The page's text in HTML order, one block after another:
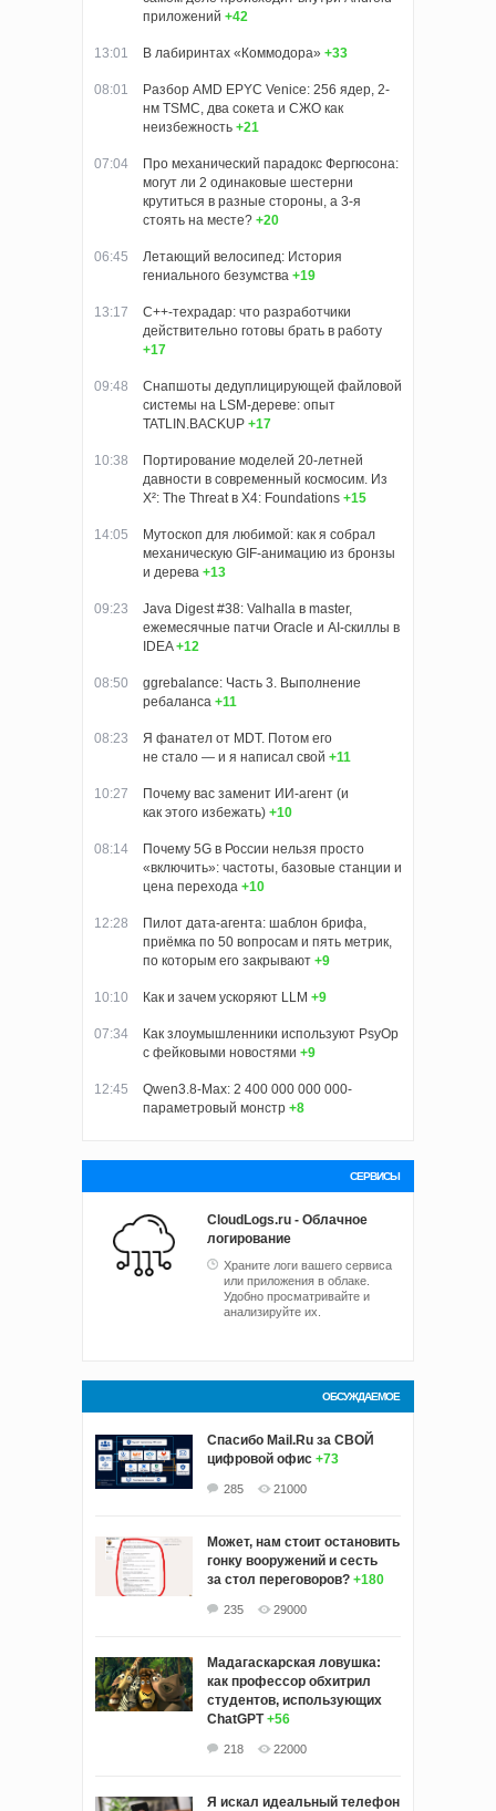
приложений +42
13:01 В лабиринтах «Коммодора» +33
08:01
Разбор AMD EPYC Venice: 256 ядер, 2-
нм TSMC, два сокета и СЖО как
неизбежность +21
07:04
Про механический парадокс Фергюсона:
могут ли 2 одинаковые шестерни
крутиться в разные стороны, а 3-я
стоять на месте? +20
06:45
Летающий велосипед: История
гениального безумства +19
13:17
C++-техрадар: что разработчики
действительно готовы брать в работу
+17
09:48
Снапшоты дедуплицирующей файловой
системы на LSM-дереве: опыт
TATLIN.BACKUP +17
10:38
Портирование моделей 20-летней
давности в современный космосим. Из
X²: The Threat в X4: Foundations +15
14:05
Мутоскоп для любимой: как я собрал
механическую GIF-анимацию из бронзы
и дерева +13
09:23
Java Digest #38: Valhalla в master,
ежемесячные патчи Oracle и AI-скиллы в
IDEA +12
08:50
ggrebalance: Часть 3. Выполнение
ребаланса +11
08:23
Я фанател от MDT. Потом его
не стало — и я написал свой +11
10:27
Почему вас заменит ИИ‑агент (и
как этого избежать) +10
08:14
Почему 5G в России нельзя просто
«включить»: частоты, базовые станции и
цена перехода +10
12:28
Пилот дата-агента: шаблон брифа,
приёмка по 50 вопросам и пять метрик,
по которым его закрывают +9
10:10 Как и зачем ускоряют LLM +9
07:34
Как злоумышленники используют PsyOp
с фейковыми новостями +9
12:45
Qwen3.8-Max: 2 400 000 000 000-
параметровый монстр +8
СЕРВИСЫ
CloudLogs.ru - Облачное
логирование
Храните логи вашего сервиса
или приложения в облаке.
Удобно просматривайте и
анализируйте их.
ОБСУЖДАЕМОЕ
Спасибо Mail.Ru за СВОЙ
цифровой офис +73
285 21000
Может, нам стоит остановить
гонку вооружений и сесть
за стол переговоров? +180
235 29000
Мадагаскарская ловушка:
как профессор обхитрил
студентов, использующих
ChatGPT +56
218 22000
Я искал идеальный телефон